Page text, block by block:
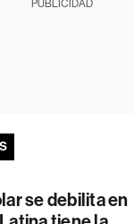
PUBLICIDAD
se debilita en